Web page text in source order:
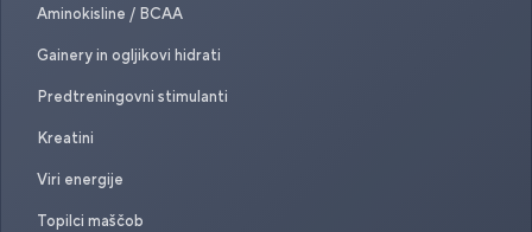
Aminokisline / BCAA
Gainery in ogljikovi hidrati
Predtreningovni stimulanti
Kreatini
Viri energije
Topilci maščob